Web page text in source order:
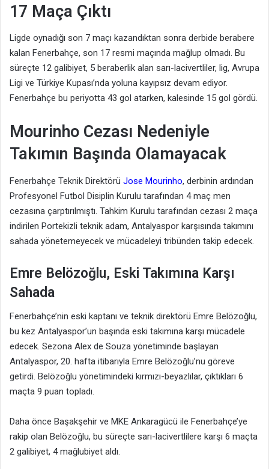
17 Maça Çıktı
Ligde oynadığı son 7 maçı kazandıktan sonra derbide berabere
kalan Fenerbahçe, son 17 resmi maçında mağlup olmadı. Bu
süreçte 12 galibiyet, 5 beraberlik alan sarı-lacivertliler, lig, Avrupa
Ligi ve Türkiye Kupası’nda yoluna kayıpsız devam ediyor.
Fenerbahçe bu periyotta 43 gol atarken, kalesinde 15 gol gördü.
Mourinho Cezası Nedeniyle
Takımın Başında Olamayacak
Fenerbahçe Teknik Direktörü Jose Mourinho, derbinin ardından
Profesyonel Futbol Disiplin Kurulu tarafından 4 maç men
cezasına çarptırılmıştı. Tahkim Kurulu tarafından cezası 2 maça
indirilen Portekizli teknik adam, Antalyaspor karşısında takımını
sahada yönetemeyecek ve mücadeleyi tribünden takip edecek.
Emre Belözoğlu, Eski Takımına Karşı
Sahada
Fenerbahçe’nin eski kaptanı ve teknik direktörü Emre Belözoğlu,
bu kez Antalyaspor’un başında eski takımına karşı mücadele
edecek. Sezona Alex de Souza yönetiminde başlayan
Antalyaspor, 20. hafta itibarıyla Emre Belözoğlu’nu göreve
getirdi. Belözoğlu yönetimindeki kırmızı-beyazlılar, çıktıkları 6
maçta 9 puan topladı.
Daha önce Başakşehir ve MKE Ankaragücü ile Fenerbahçe’ye
rakip olan Belözoğlu, bu süreçte sarı-lacivertlilere karşı 6 maçta
2 galibiyet, 4 mağlubiyet aldı.